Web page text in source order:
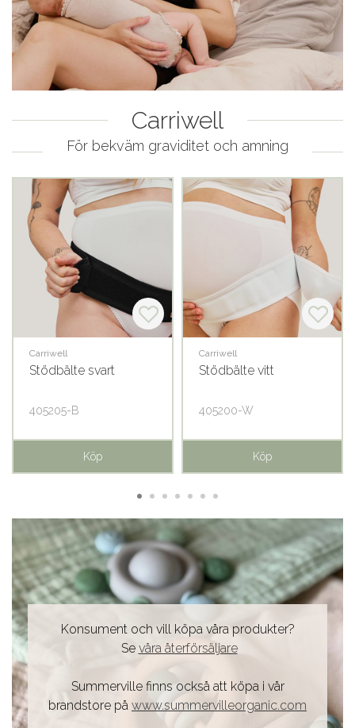
Carriwell
För bekväm graviditet och amning
Carriwell
Stödbälte svart
405205-B
Köp
Carriwell
Stödbälte vitt
405200-W
Köp
Konsument och vill köpa våra produkter?
Se våra återförsäljare
Summerville finns också att köpa i vår
brandstore på www.summervilleorganic.com